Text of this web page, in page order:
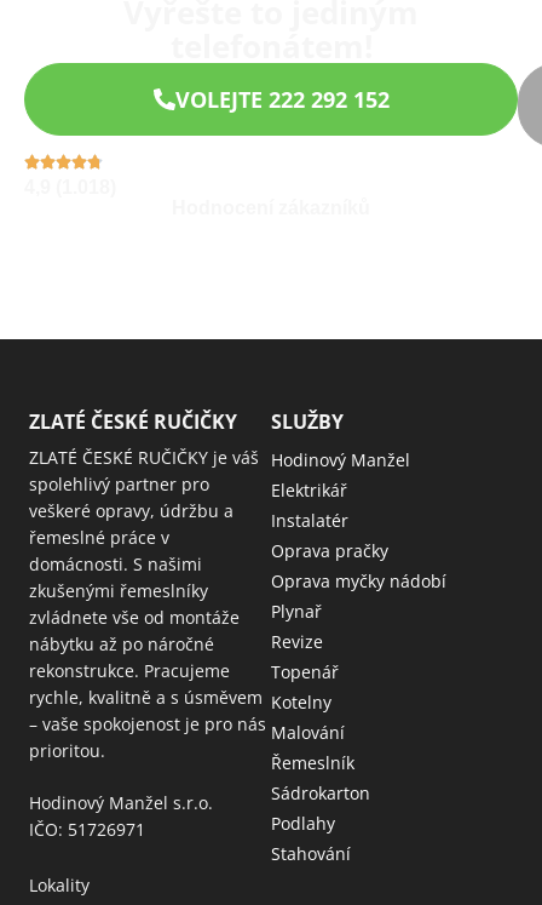
VOLEJTE 222 292 152
ZLATÉ ČESKÉ RUČIČKY
ZLATÉ ČESKÉ RUČIČKY je váš
spolehlivý partner pro
veškeré opravy, údržbu a
řemeslné práce v
domácnosti. S našimi
zkušenými řemeslníky
zvládnete vše od montáže
nábytku až po náročné
rekonstrukce. Pracujeme
rychle, kvalitně a s úsměvem
– vaše spokojenost je pro nás
prioritou.
Hodinový Manžel s.r.o.
IČO: 51726971
Lokality
SLUŽBY
Hodinový Manžel
Elektrikář
Instalatér
Oprava pračky
Oprava myčky nádobí
Plynař
Revize
Topenář
Kotelny
Malování
Řemeslník
Sádrokarton
Podlahy
Stahování